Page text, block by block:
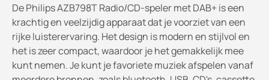
De Philips AZB798T Radio/CD-speler met DAB+ is een
krachtig en veelzijdig apparaat dat je voorziet van een
rijke luisterervaring. Het design is modern en stijlvol en
het is zeer compact, waardoor je het gemakkelijk mee
kunt nemen. Je kunt je favoriete muziek afspelen vanaf